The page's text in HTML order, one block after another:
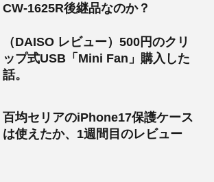
CW-1625R後継品なのか？
（DAISO レビュー）500円のクリ
ップ式USB「Mini Fan」購入した
話。
百均セリアのiPhone17保護ケース
は使えたか、1週間目のレビュー